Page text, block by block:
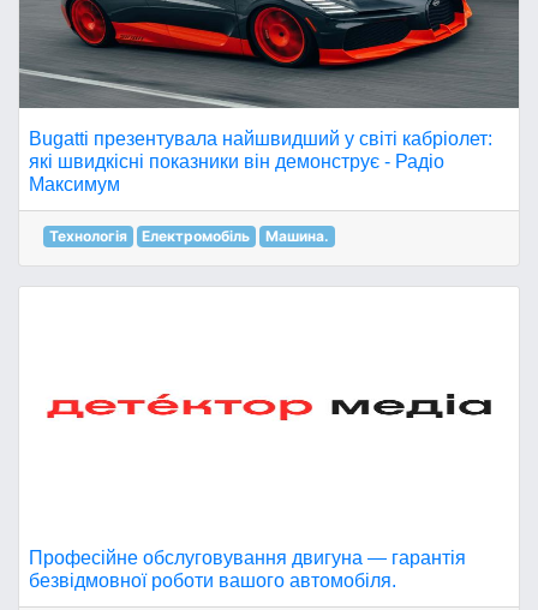
Bugatti презентувала найшвидший у світі кабріолет:
які швидкісні показники він демонструє - Радіо
Максимум
Технологія Електромобіль Машина.
Професійне обслуговування двигуна — гарантія
безвідмовної роботи вашого автомобіля.